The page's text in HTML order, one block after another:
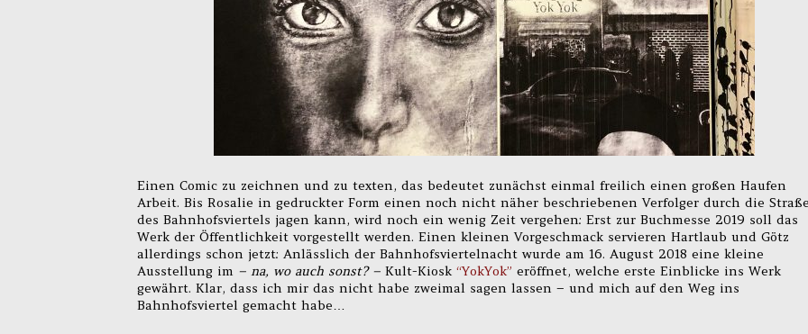
Einen Comic zu zeichnen und zu texten, das bedeutet zunächst einmal freilich einen großen Haufen
Arbeit. Bis Rosalie in gedruckter Form einen noch nicht näher beschriebenen Verfolger durch die
des Bahnhofsviertels jagen kann, wird noch ein wenig Zeit vergehen: Erst zur Buchmesse 2019 soll das
Werk der Öffentlichkeit vorgestellt werden. Einen kleinen Vorgeschmack servieren Hartlaub und Götz
allerdings schon jetzt: Anlässlich der Bahnhofsviertelnacht wurde am 16. August 2018 eine kleine
Ausstellung im – na, wo auch sonst? – Kult-Kiosk “YokYok” eröffnet, welche erste Einblicke ins Werk
gewährt. Klar, dass ich mir das nicht habe zweimal sagen lassen – und mich auf den Weg ins
Bahnhofsviertel gemacht habe…